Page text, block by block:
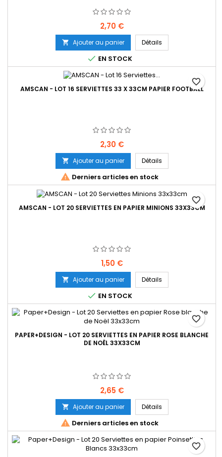
Prix
2,70 €
 Ajouter au panier Détails
 EN STOCK
AMSCAN - LOT 16 SERVIETTES 33 X 33CM PAPIER FOOTBALL
Prix
2,30 €
 Ajouter au panier Détails
 Derniers articles en stock
favorite_border
AMSCAN - LOT 20 SERVIETTES EN PAPIER MINIONS 33X33CM
Prix
1,50 €
 Ajouter au panier Détails
 EN STOCK
favorite_border
PAPER+DESIGN - LOT 20 SERVIETTES EN PAPIER ROSE BLANCHE
DE NOËL 33X33CM
Prix
2,65 €
 Ajouter au panier Détails
 Derniers articles en stock
favorite_border
favorite_border